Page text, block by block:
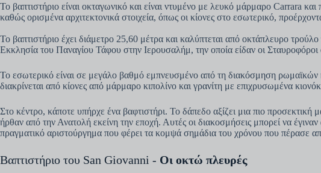
Το βαπτιστήριο είναι οκταγωνικό και είναι ντυμένο με λευκό μάρμαρο Carrara
καθώς ορισμένα αρχιτεκτονικά στοιχεία, όπως οι κίονες στο εσωτερικό,
Το βαπτιστήριο έχει διάμετρο 25,60 μέτρα και καλύπτεται από οκτάπλευρο
Εκκλησία του Παναγίου Τάφου στην Ιερουσαλήμ, την οποία είδαν οι
Το εσωτερικό είναι σε μεγάλο βαθμό εμπνευσμένο από τη διακόσμηση ρωμαϊκών
διακρίνεται από κίονες από μάρμαρο κιπολίνο και γρανίτη με επιχρυσωμένα
Στο κέντρο, κάποτε υπήρχε ένα βαφτιστήρι. Το δάπεδο αξίζει μια πιο
ήρθαν από την Ανατολή εκείνη την εποχή. Αυτές οι διακοσμήσεις μπορεί να
πραγματικό αριστούργημα που φέρει τα κομψά σημάδια του χρόνου που πέρασε
Βαπτιστήριο του San Giovanni - Οι οκτώ πλευρές